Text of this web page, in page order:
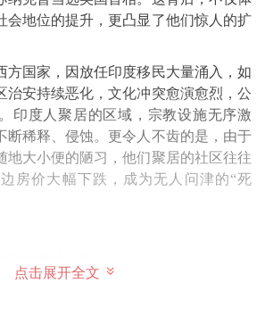
会地位的提升，更凸显了他们惊人的扩
方国家，因放任印度移民大量涌入，如
治安持续恶化，文化冲突愈演愈烈，公
印度人聚居的区域，宗教设施无序激
断稀释、侵蚀。更令人不齿的是，由于
地大小便的陋习，他们聚居的社区往往
房价大幅下跌，成为无人问津的“死
点击展开全文